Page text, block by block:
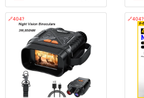
🔗404? 🔗404?